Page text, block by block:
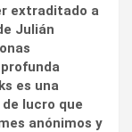
extraditado a
Julián
es una
lucro que
anónimos y